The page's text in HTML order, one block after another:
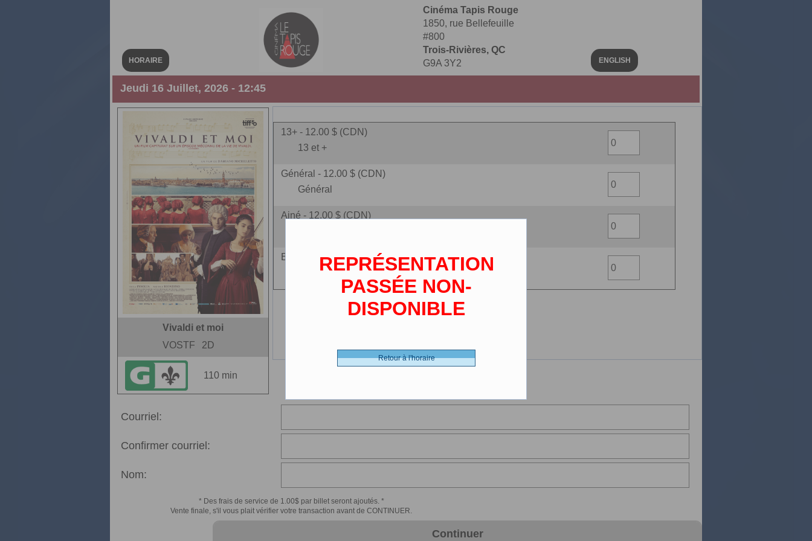
HORAIRE
Cinéma Tapis Rouge
1850, rue Bellefeuille
#800
Trois-Rivières, QC
G9A 3Y2
ENGLISH
Jeudi 16 Juillet, 2026 - 12:45
Vivaldi et moi
VOSTF
2D
110 min
13+ - 12.00 $ (CDN)
13 et +
Général - 12.00 $ (CDN)
Général
Ainé - 12.00 $ (CDN)
Enfant - 9.00 $ (CDN)
(2-12 ans)
Courriel:
Confirmer courriel:
Nom:
* Des frais de service de 1.00$ par billet seront ajoutés. *
Vente finale, s'il vous plait vérifier votre transaction avant de CONTINUER.
Continuer
REPRÉSENTATION
PASSÉE NON-
DISPONIBLE
Retour à l'horaire